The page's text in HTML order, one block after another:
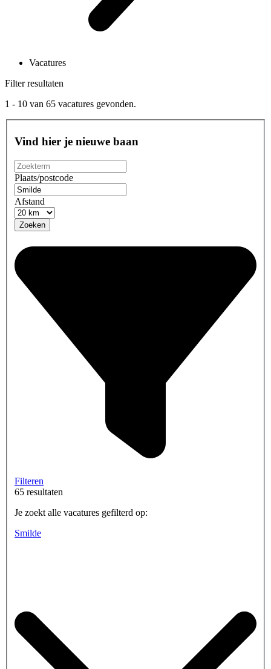
Vacatures
Filter resultaten
1 - 10 van 65 vacatures gevonden.
Vind hier je nieuwe baan
Plaats/postcode
Afstand
Zoeken
Filteren
65 resultaten
Je zoekt alle vacatures gefilterd op:
Smilde